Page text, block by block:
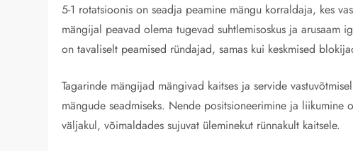
5-1 rotatsioonis on seadja peamine mängu korraldaja, kes
mängijal peavad olema tugevad suhtlemisoskus ja arusaam
on tavaliselt peamised ründajad, samas kui keskmised
Tagarinde mängijad mängivad kaitses ja servide
mängude seadmiseks. Nende positsioneerimine ja liikumine
väljakul, võimaldades sujuvat üleminekut rünnakult kaitsele.